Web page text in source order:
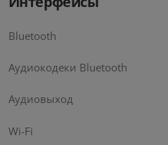
Bluetooth
Аудиокодеки Bluetooth
Аудиовыход
Wi-Fi